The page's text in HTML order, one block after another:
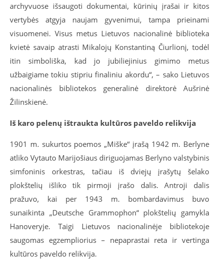
archyvuose išsaugoti dokumentai, kūrinių įrašai ir kitos
vertybės atgyja naujam gyvenimui, tampa prieinami
visuomenei. Visus metus Lietuvos nacionalinė biblioteka
kvietė savaip atrasti Mikalojų Konstantiną Čiurlionį, todėl
itin simboliška, kad jo jubiliejinius gimimo metus
užbaigiame tokiu stipriu finaliniu akordu“, – sako Lietuvos
nacionalinės bibliotekos generalinė direktorė Aušrinė
Žilinskienė.
Iš karo pelenų ištraukta kultūros paveldo relikvija
1901 m. sukurtos poemos „Miške“ įrašą 1942 m. Berlyne
atliko Vytauto Marijošiaus diriguojamas Berlyno valstybinis
simfoninis orkestras, tačiau iš dviejų įrašytų šelako
plokštelių išliko tik pirmoji įrašo dalis. Antroji dalis
pražuvo, kai per 1943 m. bombardavimus buvo
sunaikinta „Deutsche Grammophon“ plokštelių gamykla
Hanoveryje. Taigi Lietuvos nacionalinėje bibliotekoje
saugomas egzempliorius – nepaprastai reta ir vertinga
kultūros paveldo relikvija.